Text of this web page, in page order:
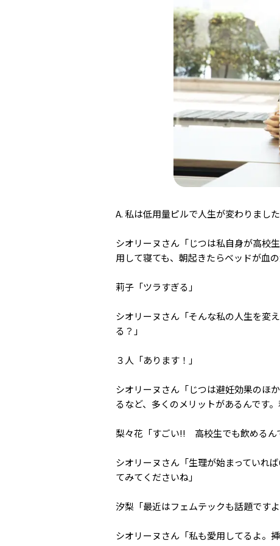
A. 私は低用量ピルで人生が変わりまし
シオリーヌさん「じつは私自身が高校
用して寝ても、朝起きたらベッドが血の
莉子「ツラすぎる」
シオリーヌさん「そんな私の人生を変
る？」
３人「あります！」
シオリーヌさん「じつは避妊効果のほ
るなど、多くのメリットがあるんです
梨々花「すごい!! 高校生でも飲めるん
シオリーヌさん「生理が始まっていれ
てみてくださいね」
汐梨「最近はフェムテックも話題です
シオリーヌさん「私も愛用してるよ。